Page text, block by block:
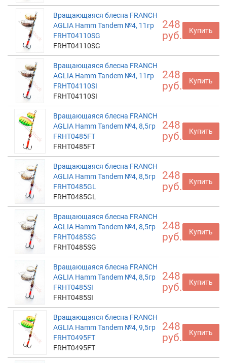
Вращающаяся блесна FRANCH
AGLIA Hamm Tandem №4, 11гр
FRHT04110SG
FRHT04110SG
248
руб.
Купить
Вращающаяся блесна FRANCH
AGLIA Hamm Tandem №4, 11гр
FRHT04110SI
FRHT04110SI
248
руб.
Купить
Вращающаяся блесна FRANCH
AGLIA Hamm Tandem №4, 8,5гр
FRHT0485FT
FRHT0485FT
248
руб.
Купить
Вращающаяся блесна FRANCH
AGLIA Hamm Tandem №4, 8,5гр
FRHT0485GL
FRHT0485GL
248
руб.
Купить
Вращающаяся блесна FRANCH
AGLIA Hamm Tandem №4, 8,5гр
FRHT0485SG
FRHT0485SG
248
руб.
Купить
Вращающаяся блесна FRANCH
AGLIA Hamm Tandem №4, 8,5гр
FRHT0485SI
FRHT0485SI
248
руб.
Купить
Вращающаяся блесна FRANCH
AGLIA Hamm Tandem №4, 9,5гр
FRHT0495FT
FRHT0495FT
248
руб.
Купить